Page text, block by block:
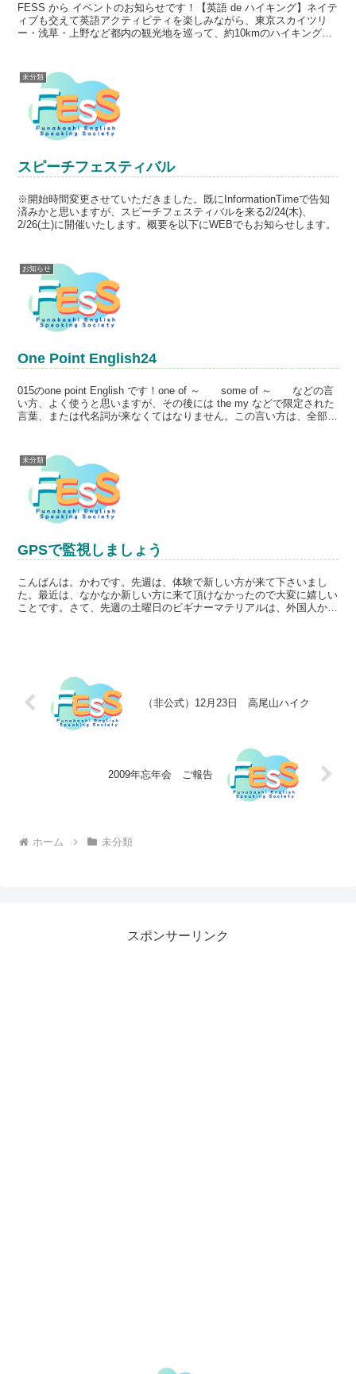
FESS から イベントのお知らせです！【英語 de ハイキング】ネイテ
ィブも交えて英語アクティビティを楽しみながら、東京スカイツリ
ー・浅草・上野など都内の観光地を巡って、約10kmのハイキングを
未分類
スピーチフェスティバル
※開始時間変更させていただきました。既にInformationTimeで告知
済みかと思いますが、スピーチフェスティバルを来る2/24(木)、
2/26(土)に開催いたします。概要を以下にWEBでもお知らせします。
お知らせ
One Point English24
015のone point English です！one of ～ some of ～ などの言
い方、よく使うと思いますが、その後には the my などで限定された
言葉、または代名詞が来なくてはなりません。この言い方は、全部の
未分類
GPSで監視しましょう
こんばんは。かわです。先週は、体験で新しい方が来て下さいまし
た。最近は、なかなか新しい方に来て頂けなかったので大変に嬉しい
ことです。さて、先週の土曜日のビギナーマテリアルは、外国人から
（非公式）12月23日 高尾山ハイク
2009年忘年会 ご報告
ホーム 未分類
スポンサーリンク